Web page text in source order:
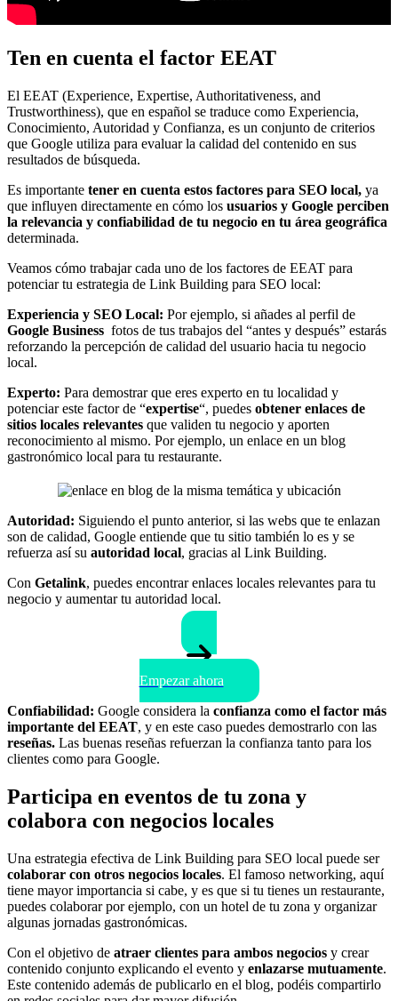
Ten en cuenta el factor EEAT
El EEAT (Experience, Expertise, Authoritativeness, and
Trustworthiness), que en español se traduce como Experiencia,
Conocimiento, Autoridad y Confianza, es un conjunto de criterios
que Google utiliza para evaluar la calidad del contenido en sus
resultados de búsqueda.
Es importante tener en cuenta estos factores para SEO local, ya
que influyen directamente en cómo los usuarios y Google perciben
la relevancia y confiabilidad de tu negocio en tu área geográfica
determinada.
Veamos cómo trabajar cada uno de los factores de EEAT para
potenciar tu estrategia de Link Building para SEO local:
Experiencia y SEO Local: Por ejemplo, si añades al perfil de
Google Business fotos de tus trabajos del “antes y después” estarás
reforzando la percepción de calidad del usuario hacia tu negocio
local.
Experto: Para demostrar que eres experto en tu localidad y
potenciar este factor de “expertise“, puedes obtener enlaces de
sitios locales relevantes que validen tu negocio y aporten
reconocimiento al mismo. Por ejemplo, un enlace en un blog
gastronómico local para tu restaurante.
Autoridad: Siguiendo el punto anterior, si las webs que te enlazan
son de calidad, Google entiende que tu sitio también lo es y se
refuerza así su autoridad local, gracias al Link Building.
Con Getalink, puedes encontrar enlaces locales relevantes para tu
negocio y aumentar tu autoridad local.
Empezar ahora
Confiabilidad: Google considera la confianza como el factor más
importante del EEAT, y en este caso puedes demostrarlo con las
reseñas. Las buenas reseñas refuerzan la confianza tanto para los
clientes como para Google.
Participa en eventos de tu zona y
colabora con negocios locales
Una estrategia efectiva de Link Building para SEO local puede ser
colaborar con otros negocios locales. El famoso networking, aquí
tiene mayor importancia si cabe, y es que si tu tienes un restaurante,
puedes colaborar por ejemplo, con un hotel de tu zona y organizar
algunas jornadas gastronómicas.
Con el objetivo de atraer clientes para ambos negocios y crear
contenido conjunto explicando el evento y enlazarse mutuamente.
Este contenido además de publicarlo en el blog, podéis compartirlo